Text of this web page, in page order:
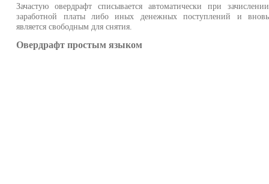
Зачастую овердрафт списывается автоматически при зачислении
заработной платы либо иных денежных поступлений и вновь
является свободным для снятия.
Овердрафт простым языком